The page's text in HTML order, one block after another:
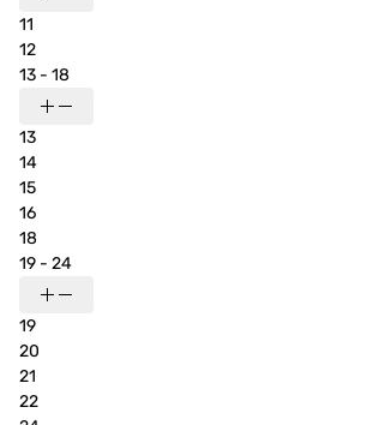
11
12
13 - 18
13
14
15
16
18
19 - 24
19
20
21
22